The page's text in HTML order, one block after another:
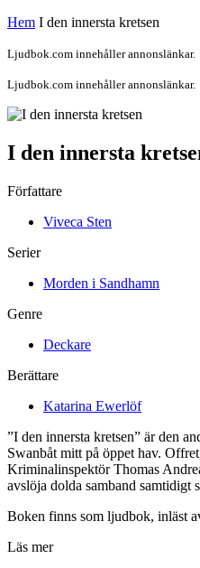
Hem I den innersta kretsen
Ljudbok.com innehåller annonslänkar.
Ljudbok.com innehåller annonslänkar.
I den innersta
Författare
Viveca Sten
Serier
Morden i Sandhamn
Genre
Deckare
Berättare
Katarina Ewerlöf
”I den innersta kretsen” är den
Swanbåt mitt på öppet hav.
Kriminalinspektör Thomas
avslöja dolda samband samtidigt
Boken finns som ljudbok, inläst
Läs mer